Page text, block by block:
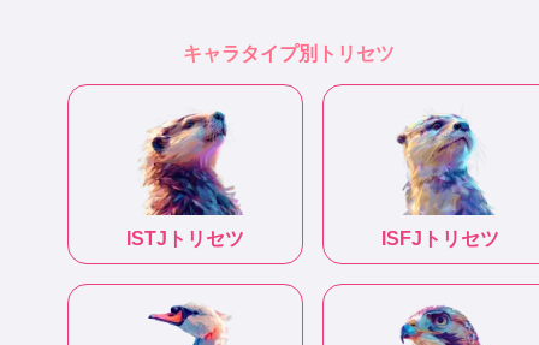
キャラタイプ別トリセツ
ISTJ トリセツ ISFJ トリセツ